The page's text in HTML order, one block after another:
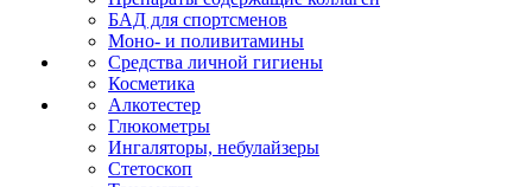
БАД для спортсменов
Моно- и поливитамины
Средства личной гигиены
Косметика
Алкотестер
Глюкометры
Ингаляторы, небулайзеры
Стетоскоп